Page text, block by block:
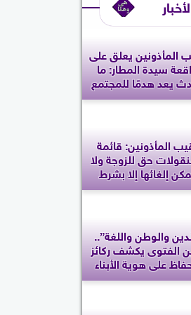
المأذونين يعلق على
سيدة المطار: ما
يعد هدمًا للمجتمع
المأذونين: قائمة
حق للزوجة ولا
إلغائها إلا بشرط
والوطن واللغة”..
الفتوى يكشف ركائز
على هوية الأبناء